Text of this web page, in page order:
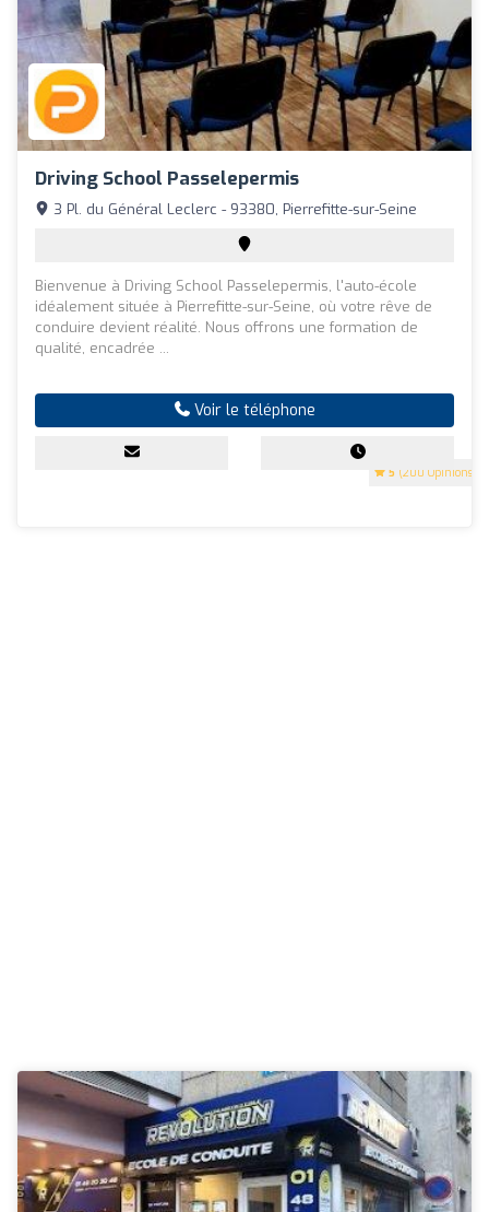
Driving School Passelepermis
5 (200 Opinions)
3 Pl. du Général Leclerc - 93380, Pierrefitte-sur-Seine
Bienvenue à Driving School Passelepermis, l'auto-école
idéalement située à Pierrefitte-sur-Seine, où votre rêve de
conduire devient réalité. Nous offrons une formation de
qualité, encadrée ...
Voir le téléphone